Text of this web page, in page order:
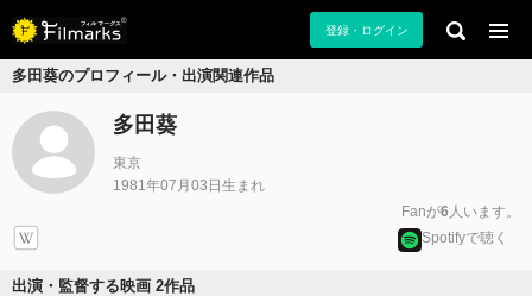
登録・ログイン
多田葵のプロフィール・出演関連作品
多田葵
東京
1981年07月03日生まれ
Fanが6 人います。
Spotifyで聴く
出演・監督する映画 2作品